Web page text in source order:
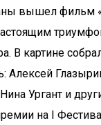
вышел фильм
В картине
Алексей
Ургант и
на I